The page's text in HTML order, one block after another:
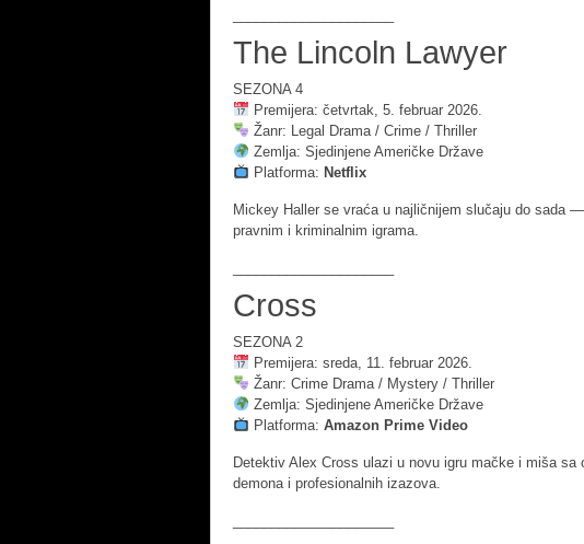
The Lincoln Lawyer
SEZONA 4
Premijera: četvrtak, 5. februar 2026.
Žanr: Legal Drama / Crime / Thriller
Zemlja: Sjedinjene Američke Države
Platforma: Netflix
Mickey Haller se vraća u najličnijem slučaju do sada
pravnim i kriminalnim igrama.
Cross
SEZONA 2
Premijera: sreda, 11. februar 2026.
Žanr: Crime Drama / Mystery / Thriller
Zemlja: Sjedinjene Američke Države
Platforma: Amazon Prime Video
Detektiv Alex Cross ulazi u novu igru mačke i miša
demona i profesionalnih izazova.